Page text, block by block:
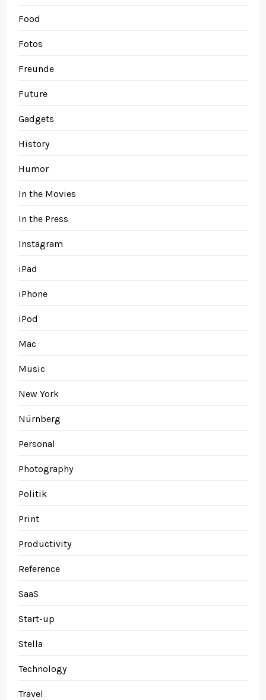
Food
Fotos
Freunde
Future
Gadgets
History
Humor
In the Movies
In the Press
Instagram
iPad
iPhone
iPod
Mac
Music
New York
Nürnberg
Personal
Photography
Politik
Print
Productivity
Reference
SaaS
Start-up
Stella
Technology
Travel